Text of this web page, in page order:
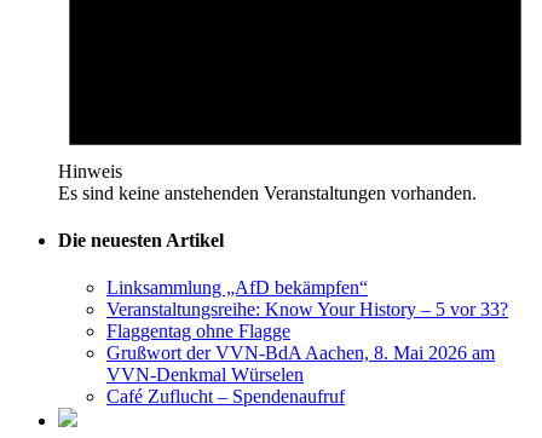
Hinweis
Es sind keine anstehenden Veranstaltungen vorhanden.
Die neuesten Artikel
Linksammlung „AfD bekämpfen“
Veranstaltungsreihe: Know Your History – 5 vor 33?
Flaggentag ohne Flagge
Grußwort der VVN-BdA Aachen, 8. Mai 2026 am
VVN-Denkmal Würselen
Café Zuflucht – Spendenaufruf